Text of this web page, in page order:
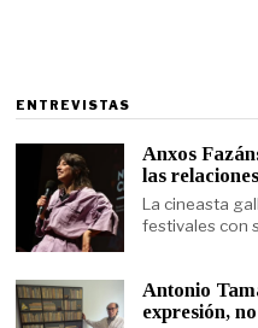
ENTREVISTAS
Anxos
las
La cineasta
festivales con
Antonio
expresión,